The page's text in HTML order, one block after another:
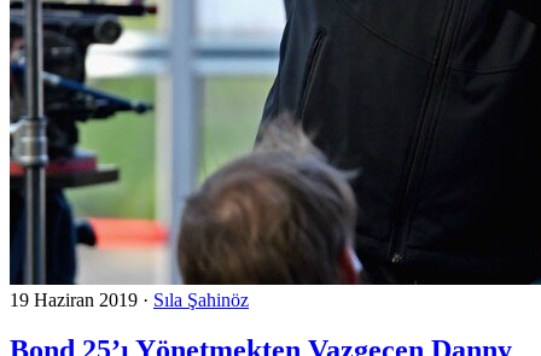
19 Haziran 2019 · Sıla Şahinöz